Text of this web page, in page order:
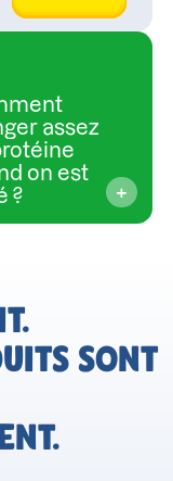
assez
on est
?
SONT